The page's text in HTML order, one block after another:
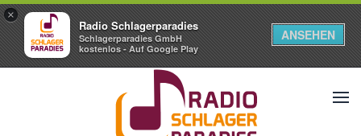
×
Radio Schlagerparadies
Schlagerparadies GmbH
kostenlos - Auf Google Play
ANSEHEN